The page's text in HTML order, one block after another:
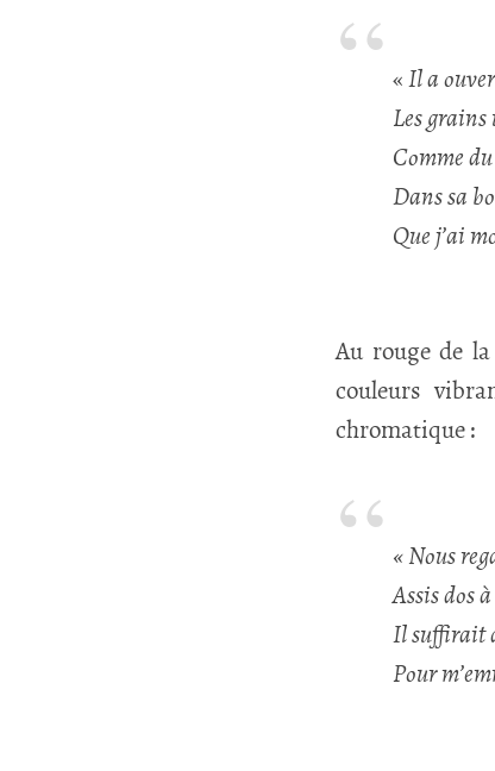
«Il a
Les
Comme
Dans sa
Que j’ai
Au rouge de
couleurs
chromatique :
« Nous
Assis dos
Il suffirait
Pour